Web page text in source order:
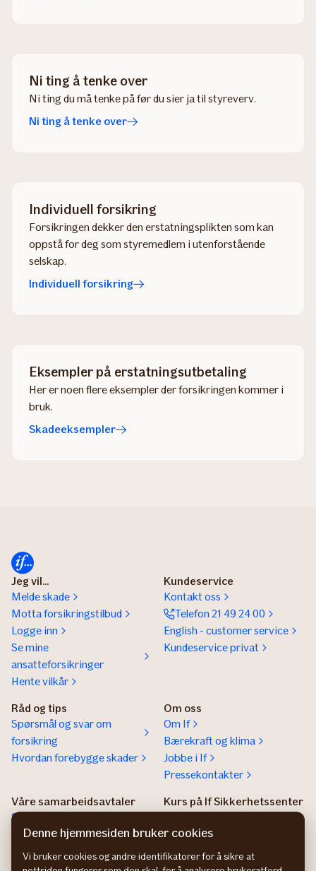
Ni ting å tenke over
Ni ting du må tenke på før du sier ja til styreverv.
Ni ting å tenke over
Individuell forsikring
Forsikringen dekker den erstatningsplikten som kan
oppstå for deg som styremedlem i utenforstående
selskap.
Individuell forsikring
Eksempler på erstatningsutbetaling
Her er noen flere eksempler der forsikringen kommer i
bruk.
Skadeeksempler
Jeg vil...
Melde skade
Motta forsikringstilbud
Logge inn
Se mine
ansatteforsikringer
Hente vilkår
Kundeservice
Kontakt oss
Telefon 21 49 24 00
English - customer service
Kundeservice privat
Råd og tips
Spørsmål og svar om
forsikring
Hvordan forebygge skader
Om oss
Om If
Bærekraft og klima
Jobbe i If
Pressekontakter
Våre samarbeidsavtaler
Samarbeidsavtaler
Agentregister
Kurs på If Sikkerhetssenter
Insurance Product
Denne hjemmesiden bruker cookies
Vi bruker cookies og andre identifikatorer for å sikre at